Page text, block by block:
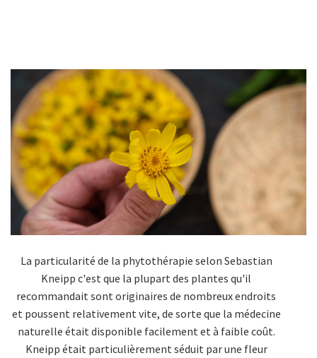
La particularité de la phytothérapie selon Sebastian
Kneipp c'est que la plupart des plantes qu'il
recommandait sont originaires de nombreux endroits
et poussent relativement vite, de sorte que la médecine
naturelle était disponible facilement et à faible coût.
Kneipp était particulièrement séduit par une fleur